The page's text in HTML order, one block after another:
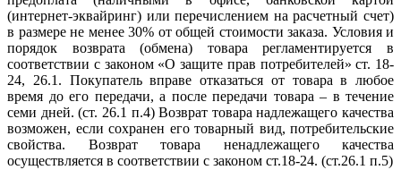
(интернет-эквайринг) или перечислением на расчетный счет)
в размере не менее 30% от общей стоимости заказа. Условия и
порядок возврата (обмена) товара регламентируется в
соответствии с законом «О защите прав потребителей» ст. 18-
24, 26.1. Покупатель вправе отказаться от товара в любое
время до его передачи, а после передачи товара – в течение
семи дней. (ст. 26.1 п.4) Возврат товара надлежащего качества
возможен, если сохранен его товарный вид, потребительские
свойства. Возврат товара ненадлежащего качества
осуществляется в соответствии с законом ст.18-24. (ст.26.1 п.5)